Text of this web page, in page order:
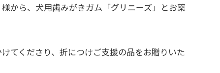
様から、犬用歯みがきガム「グリニーズ」とお薬
てくださり、折につけご支援の品をお贈りいた